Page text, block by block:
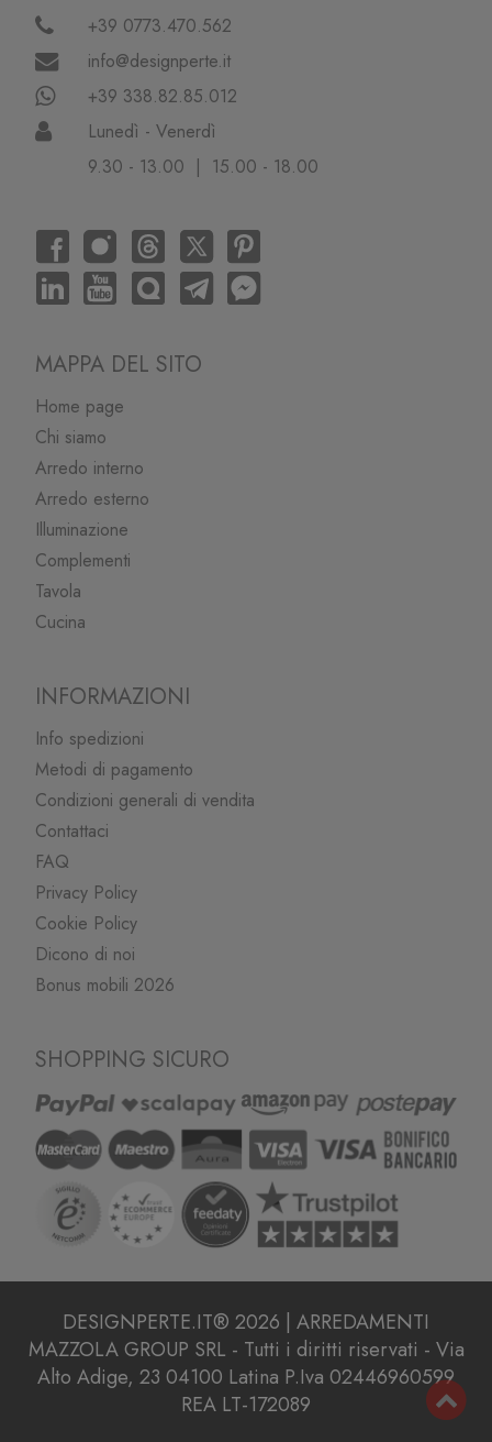
+39 0773.470.562
info@designperte.it
+39 338.82.85.012
Lunedì - Venerdì
9.30 - 13.00 | 15.00 - 18.00
MAPPA DEL SITO
Home page
Chi siamo
Arredo interno
Arredo esterno
Illuminazione
Complementi
Tavola
Cucina
INFORMAZIONI
Info spedizioni
Metodi di pagamento
Condizioni generali di vendita
Contattaci
FAQ
Privacy Policy
Cookie Policy
Dicono di noi
Bonus mobili 2026
SHOPPING SICURO
DESIGNPERTE.IT® 2026 | ARREDAMENTI
MAZZOLA GROUP SRL - Tutti i diritti riservati - Via
Alto Adige, 23 04100 Latina P.Iva 02446960599
REA LT-172089